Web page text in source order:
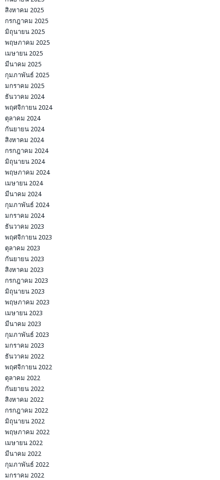
สิงหาคม 2025
กรกฎาคม 2025
มิถุนายน 2025
พฤษภาคม 2025
เมษายน 2025
มีนาคม 2025
กุมภาพันธ์ 2025
มกราคม 2025
ธันวาคม 2024
พฤศจิกายน 2024
ตุลาคม 2024
กันยายน 2024
สิงหาคม 2024
กรกฎาคม 2024
มิถุนายน 2024
พฤษภาคม 2024
เมษายน 2024
มีนาคม 2024
กุมภาพันธ์ 2024
มกราคม 2024
ธันวาคม 2023
พฤศจิกายน 2023
ตุลาคม 2023
กันยายน 2023
สิงหาคม 2023
กรกฎาคม 2023
มิถุนายน 2023
พฤษภาคม 2023
เมษายน 2023
มีนาคม 2023
กุมภาพันธ์ 2023
มกราคม 2023
ธันวาคม 2022
พฤศจิกายน 2022
ตุลาคม 2022
กันยายน 2022
สิงหาคม 2022
กรกฎาคม 2022
มิถุนายน 2022
พฤษภาคม 2022
เมษายน 2022
มีนาคม 2022
กุมภาพันธ์ 2022
มกราคม 2022